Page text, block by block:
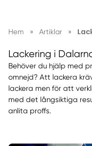
Hem » Artiklar »
Lackering i
Behöver du hjälp med
omnejd? Att lackera
lackera men för att
med det långsiktiga
anlita proffs.